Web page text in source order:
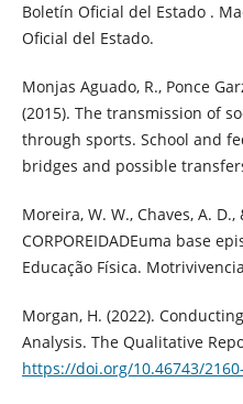
Boletín Oficial del Estado .
Oficial del Estado.
Monjas Aguado, R., Ponce
(2015). The transmission of
through sports. School and
bridges and possible
Moreira, W. W., Chaves, A.
CORPOREIDADEuma base
Educação Física.
Morgan, H. (2022).
Analysis. The Qualitative
https://doi.org/10.46743/